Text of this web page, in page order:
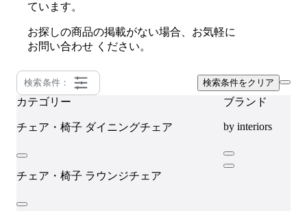
ています。
お探しの商品の掲載がない場合、お気軽に
お問い合わせ ください。
検索条件： 検索条件をクリア
カテゴリー
チェア・椅子 ダイニングチェア
チェア・椅子 ラウンジチェア
ブランド
by interiors